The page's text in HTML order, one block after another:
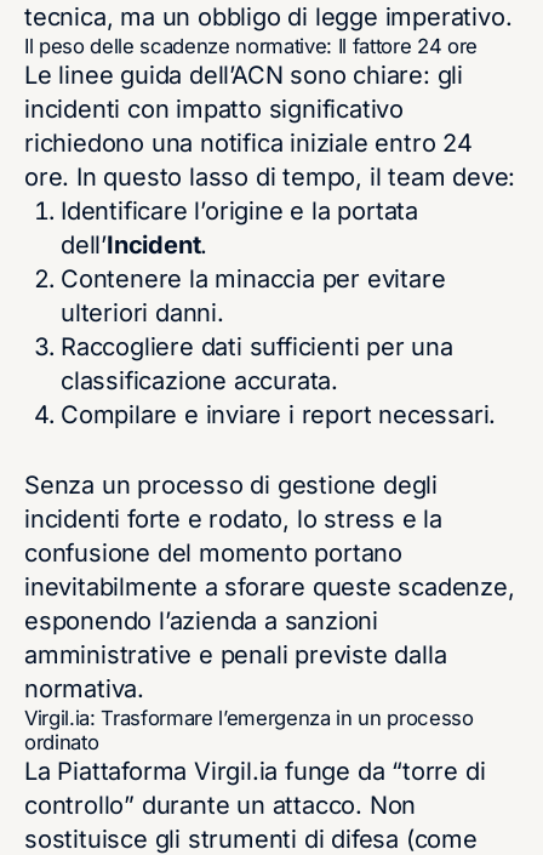
tecnica, ma un obbligo di legge imperativo.
Il peso delle scadenze normative: Il fattore 24 ore
Le linee guida dell’ACN sono chiare: gli
incidenti con impatto significativo
richiedono una notifica iniziale entro 24
ore. In questo lasso di tempo, il team deve:
Identificare l’origine e la portata
dell’Incident.
Contenere la minaccia per evitare
ulteriori danni.
Raccogliere dati sufficienti per una
classificazione accurata.
Compilare e inviare i report necessari.
Senza un processo di gestione degli
incidenti forte e rodato, lo stress e la
confusione del momento portano
inevitabilmente a sforare queste scadenze,
esponendo l’azienda a sanzioni
amministrative e penali previste dalla
normativa.
Virgil.ia: Trasformare l’emergenza in un processo
ordinato
La Piattaforma Virgil.ia funge da “torre di
controllo” durante un attacco. Non
sostituisce gli strumenti di difesa (come